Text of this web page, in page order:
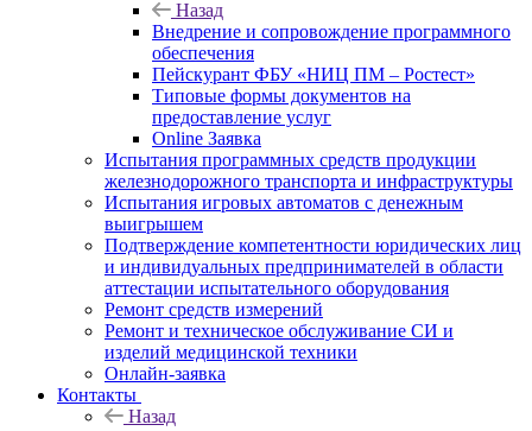
Назад
Внедрение и сопровождение программного
обеспечения
Пейскурант ФБУ «НИЦ ПМ – Ростест»
Типовые формы документов на
предоставление услуг
Online Заявка
Испытания программных средств продукции
железнодорожного транспорта и инфраструктуры
Испытания игровых автоматов с денежным
выигрышем
Подтверждение компетентности юридических лиц
и индивидуальных предпринимателей в области
аттестации испытательного оборудования
Ремонт средств измерений
Ремонт и техническое обслуживание СИ и
изделий медицинской техники
Онлайн-заявка
Контакты
Назад